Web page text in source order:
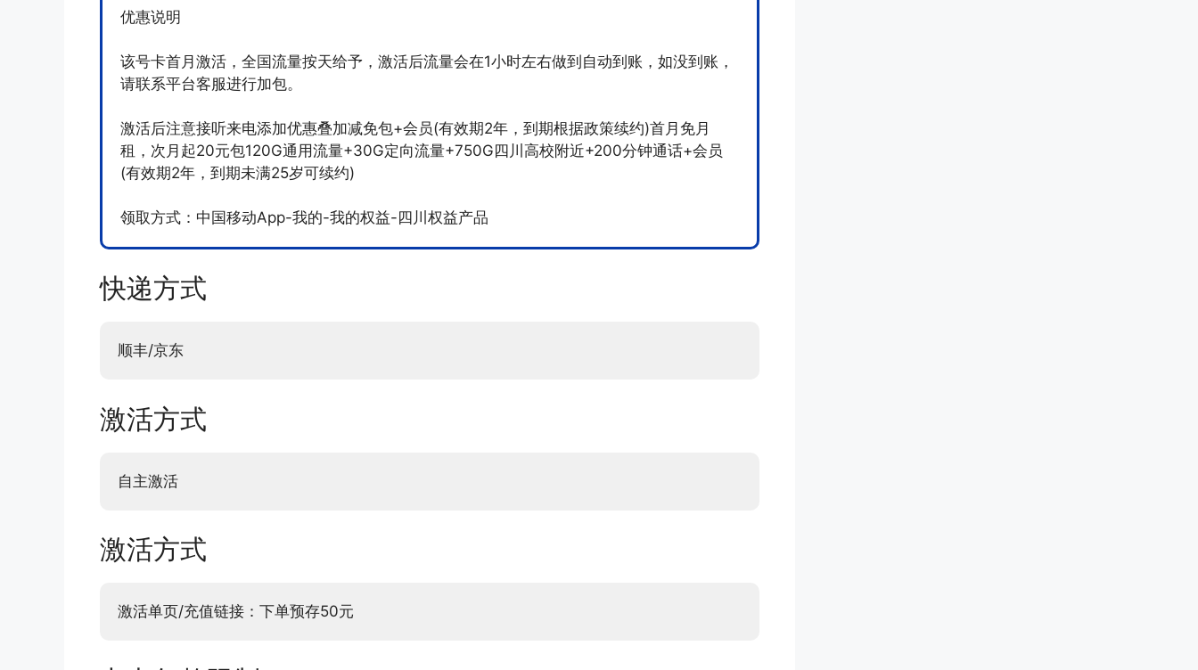
优惠说明
该号卡首月激活，全国流量按天给予，激活后流量会在1小时左右做到自动到账，如没到账，
请联系平台客服进行加包。
激活后注意接听来电添加优惠叠加减免包+会员(有效期2年，到期根据政策续约)首月免月
租，次月起20元包120G通用流量+30G定向流量+750G四川高校附近+200分钟通话+会员
(有效期2年，到期未满25岁可续约)
领取方式：中国移动App-我的-我的权益-四川权益产品
快递方式
顺丰/京东
激活方式
自主激活
激活方式
激活单页/充值链接：下单预存50元